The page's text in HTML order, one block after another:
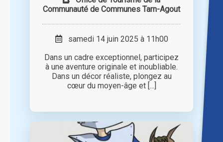
Communauté de Communes Tarn-Agout
samedi 14 juin 2025 à 11h00
Dans un cadre exceptionnel, participez
à une aventure originale et inoubliable.
Dans un décor réaliste, plongez au
cœur du moyen-âge et [...]